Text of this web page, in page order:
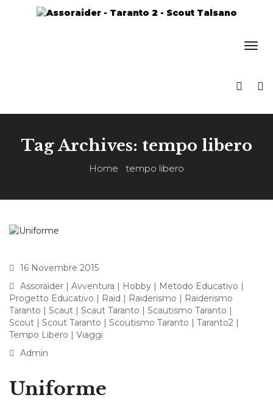
Tag Archives: tempo libero
Home tempo libero
16 Novembre 2015
Assoraider | Avventura | Hobby | Metodo Educativo |
Progetto Educativo | Raid | Raiderismo | Raiderismo
Taranto | Scaut | Scaut Taranto | Scautismo Taranto |
Scout | Scout Taranto | Scoutismo Taranto | Taranto2 |
Tempo Libero | Viaggi
Admin
Uniforme